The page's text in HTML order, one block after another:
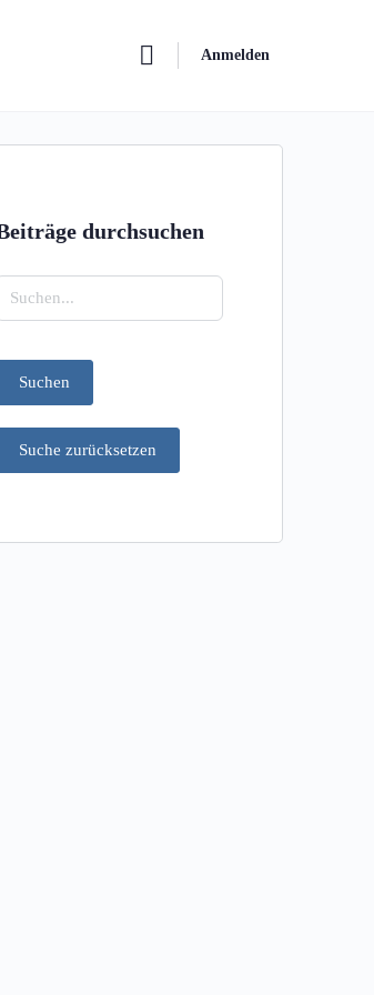
Anmelden
durchsuchen
Suchen